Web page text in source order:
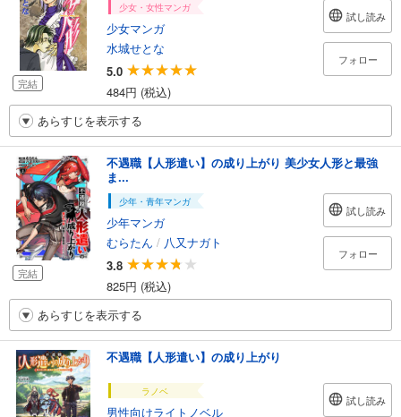
完結
少女・女性マンガ
少女マンガ
水城せとな
5.0
484円 (税込)
試し読み
フォロー
あらすじを表示する
完結
不遇職【人形遣い】の成り上がり 美少女人形と最強
ま...
少年・青年マンガ
少年マンガ
むらたん / 八又ナガト
3.8
825円 (税込)
試し読み
フォロー
あらすじを表示する
不遇職【人形遣い】の成り上がり
ラノベ
男性向けライトノベル
試し読み